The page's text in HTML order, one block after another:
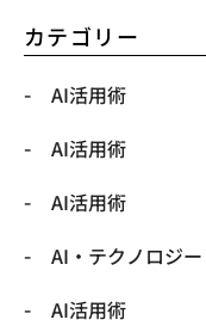
カテゴリー
AI活用術
AI活用術
AI活用術
​AI・テクノロジー
​AI活用術